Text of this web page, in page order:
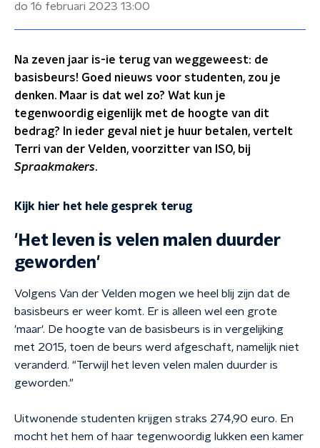
do 16 februari 2023 13:00
Na zeven jaar is-ie terug van weggeweest: de
basisbeurs! Goed nieuws voor studenten, zou je
denken. Maar is dat wel zo? Wat kun je
tegenwoordig eigenlijk met de hoogte van dit
bedrag? In ieder geval niet je huur betalen, vertelt
Terri van der Velden, voorzitter van ISO, bij
Spraakmakers.
Kijk hier het hele gesprek terug
'Het leven is velen malen duurder
geworden'
Volgens Van der Velden mogen we heel blij zijn dat de
basisbeurs er weer komt. Er is alleen wel een grote
'maar'. De hoogte van de basisbeurs is in vergelijking
met 2015, toen de beurs werd afgeschaft, namelijk niet
veranderd. "Terwijl het leven velen malen duurder is
geworden."
Uitwonende studenten krijgen straks 274,90 euro. En
mocht het hem of haar tegenwoordig lukken een kamer